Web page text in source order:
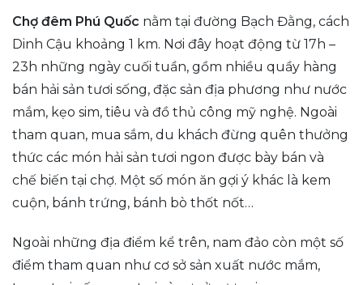
Chợ đêm Phú Quốc nằm tại đường Bạch Đằng, cách
Dinh Cậu khoảng 1 km. Nơi đây hoạt động từ 17h –
23h những ngày cuối tuần, gồm nhiều quầy hàng
bán hải sản tươi sống, đặc sản địa phương như nước
mắm, kẹo sim, tiêu và đồ thủ công mỹ nghệ. Ngoài
tham quan, mua sắm, du khách đừng quên thưởng
thức các món hải sản tươi ngon được bày bán và
chế biến tại chợ. Một số món ăn gợi ý khác là kem
cuộn, bánh trứng, bánh bò thốt nốt…
Ngoài những địa điểm kể trên, nam đảo còn một số
điểm tham quan như cơ sở sản xuất nước mắm,